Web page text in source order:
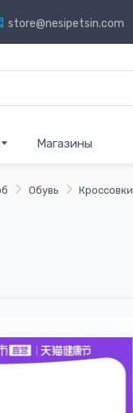
store@nesipetsin.com
Магазины
Обувь Кроссовки